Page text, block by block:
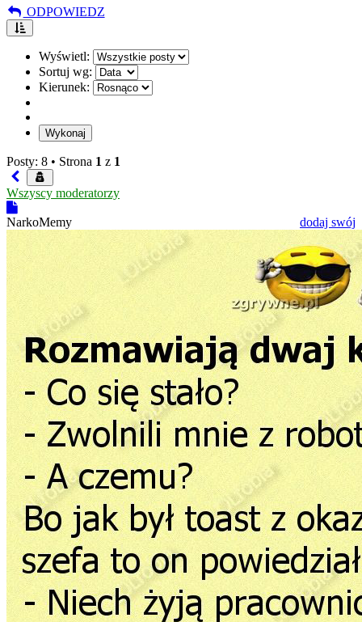
ODPOWIEDZ
Wyświetl:
Sortuj wg:
Kierunek:
Posty: 8 • Strona 1 z 1
Wszyscy moderatorzy
NarkoMemy dodaj swój